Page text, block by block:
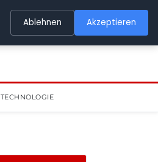
TECHNOLOGIE
Ablehnen Akzeptieren